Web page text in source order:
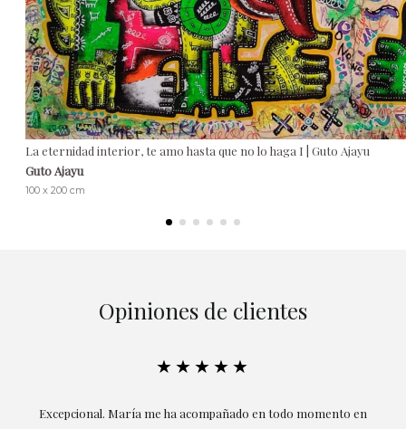
La eternidad interior, te amo hasta que no lo haga I | Guto Ajayu
Guto Ajayu
100 x 200 cm
Opiniones de clientes
★★★★★
Excepcional. María me ha acompañado en todo momento en